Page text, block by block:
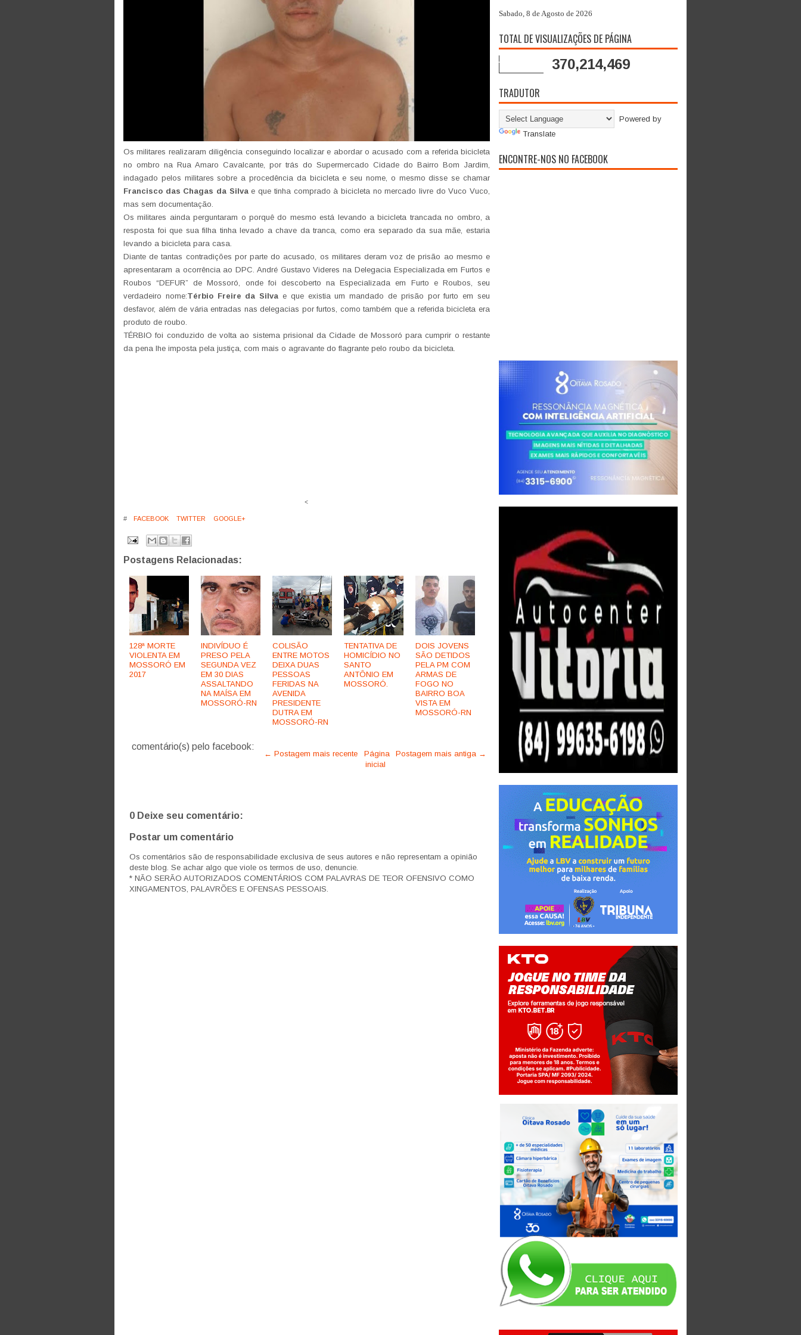
Os militares realizaram diligência conseguindo localizar e abordar o acusado com a referida bicicleta
no ombro na Rua Amaro Cavalcante, por trás do Supermercado Cidade do Bairro Bom Jardim,
indagado pelos militares sobre a procedência da bicicleta e seu nome, o mesmo disse se chamar
Francisco das Chagas da Silvae que tinha comprado à bicicleta no mercado livre do Vuco Vuco,
mas sem documentação.
Os militares ainda perguntaram o porquê do mesmo está levando a bicicleta trancada no ombro, a
resposta foi que sua filha tinha levado a chave da tranca, como era separado da sua mãe, estaria
levando a bicicleta para casa.
Diante de tantas contradições por parte do acusado, os militares deram voz de prisão ao mesmo e
apresentaram a ocorrência ao DPC. André Gustavo Videres na Delegacia Especializada em Furtos e
Roubos “DEFUR” de Mossoró, onde foi descoberto na Especializada em Furto e Roubos, seu
verdadeiro nome:Térbio Freire da Silva e que existia um mandado de prisão por furto em seu
desfavor, além de vária entradas nas delegacias por furtos, como também que a referida bicicleta era
produto de roubo.
TÉRBIO foi conduzido de volta ao sistema prisional da Cidade de Mossoró para cumprir o restante
da pena lhe imposta pela justiça, com mais o agravante do flagrante pelo roubo da bicicleta.
<
# FACEBOOK TWITTER GOOGLE+
Postagens Relacionadas:
128ª MORTE
VIOLENTA EM
MOSSORÓ EM
2017
INDIVÍDUO É
PRESO PELA
SEGUNDA VEZ
EM 30 DIAS
ASSALTANDO
NA MAÍSA EM
MOSSORÓ-RN
COLISÃO
ENTRE MOTOS
DEIXA DUAS
PESSOAS
FERIDAS NA
AVENIDA
PRESIDENTE
DUTRA EM
MOSSORÓ-RN
TENTATIVA DE
HOMICÍDIO NO
SANTO
ANTÔNIO EM
MOSSORÓ.
DOIS JOVENS
SÃO DETIDOS
PELA PM COM
ARMAS DE
FOGO NO
BAIRRO BOA
VISTA EM
MOSSORÓ-RN
comentário(s) pelo facebook:
← Postagem mais recente Postagem mais antiga →
Página
inicial
0 Deixe seu comentário:
Postar um comentário
Os comentários são de responsabilidade exclusiva de seus autores e não representam a opinião
deste blog. Se achar algo que viole os termos de uso, denuncie.
* NÃO SERÃO AUTORIZADOS COMENTÁRIOS COM PALAVRAS DE TEOR OFENSIVO COMO
XINGAMENTOS, PALAVRÕES E OFENSAS PESSOAIS.
Sabado, 8 de Agosto de 2026
TOTAL DE VISUALIZAÇÕES DE PÁGINA
370,214,469
TRADUTOR
Powered by
Translate
ENCONTRE-NOS NO FACEBOOK
Jogue com responsabilidade. 18+